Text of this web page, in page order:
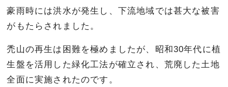
豪雨時には洪水が発生し、下流地域では甚大な被害
がもたらされました。
禿山の再生は困難を極めましたが、昭和30年代に植
生盤を活用した緑化工法が確立され、荒廃した土地
全面に実施されたのです。